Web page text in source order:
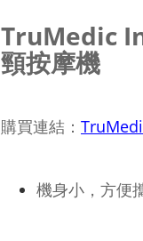
TruMedic
頸按摩機
購買連結：
機身小，方便